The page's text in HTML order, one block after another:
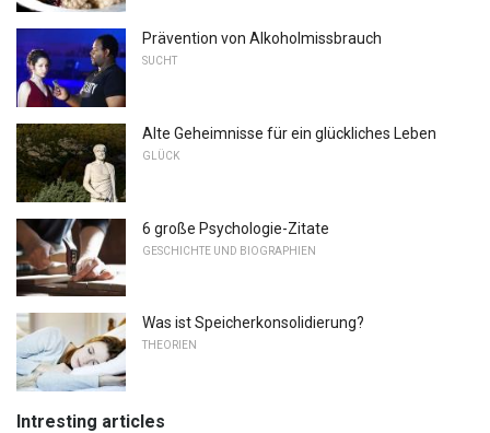
Prävention von Alkoholmissbrauch
SUCHT
Alte Geheimnisse für ein glückliches Leben
GLÜCK
6 große Psychologie-Zitate
GESCHICHTE UND BIOGRAPHIEN
Was ist Speicherkonsolidierung?
THEORIEN
Intresting articles